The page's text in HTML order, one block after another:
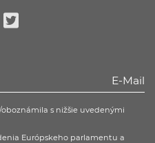
s nižšie uvedenými
Európskeho parlamentu a